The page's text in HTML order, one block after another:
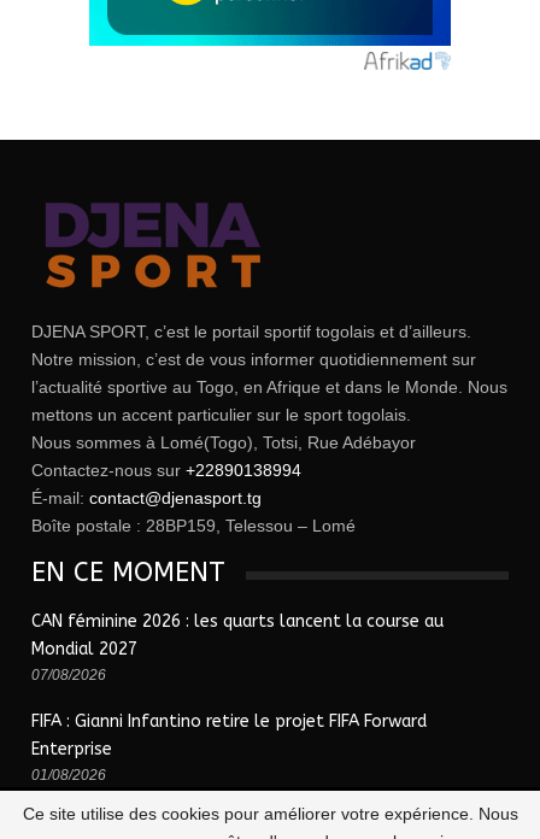
DJENA SPORT, c’est le portail sportif togolais et d’ailleurs.
Notre mission, c’est de vous informer quotidiennement sur
l’actualité sportive au Togo, en Afrique et dans le Monde. Nous
mettons un accent particulier sur le sport togolais.
Nous sommes à Lomé(Togo), Totsi, Rue Adébayor
Contactez-nous sur +22890138994
É-mail: contact@djenasport.tg
Boîte postale : 28BP159, Telessou – Lomé
EN CE MOMENT
CAN féminine 2026 : les quarts lancent la course au
Mondial 2027
07/08/2026
FIFA : Gianni Infantino retire le projet FIFA Forward
Enterprise
01/08/2026
Ce site utilise des cookies pour améliorer votre expérience. Nous